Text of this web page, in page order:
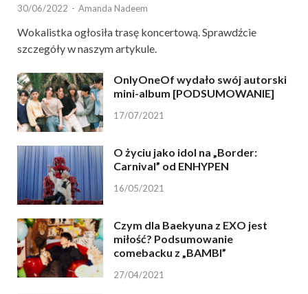
30/06/2022 - Amanda Nadeem
Wokalistka ogłosiła trasę koncertową. Sprawdźcie
szczegóły w naszym artykule.
OnlyOneOf wydało swój autorski
mini-album [PODSUMOWANIE]
17/07/2021
O życiu jako idol na „Border:
Carnival” od ENHYPEN
16/05/2021
Czym dla Baekyuna z EXO jest
miłość? Podsumowanie
comebacku z „BAMBI”
27/04/2021